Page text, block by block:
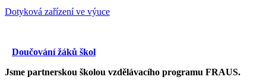
Dotyková zařízení ve výuce
Doučování žáků škol
Jsme partnerskou školou vzdělávacího programu FRAUS.